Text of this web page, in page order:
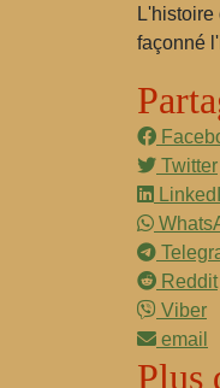
façonné
Twitter
Reddit
Viber
email
Plus